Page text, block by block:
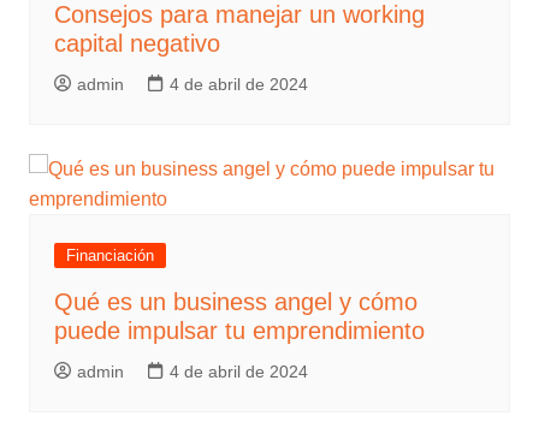
Consejos para manejar un working
capital negativo
admin 4 de abril de 2024
Financiación
Qué es un business angel y cómo
puede impulsar tu emprendimiento
admin 4 de abril de 2024